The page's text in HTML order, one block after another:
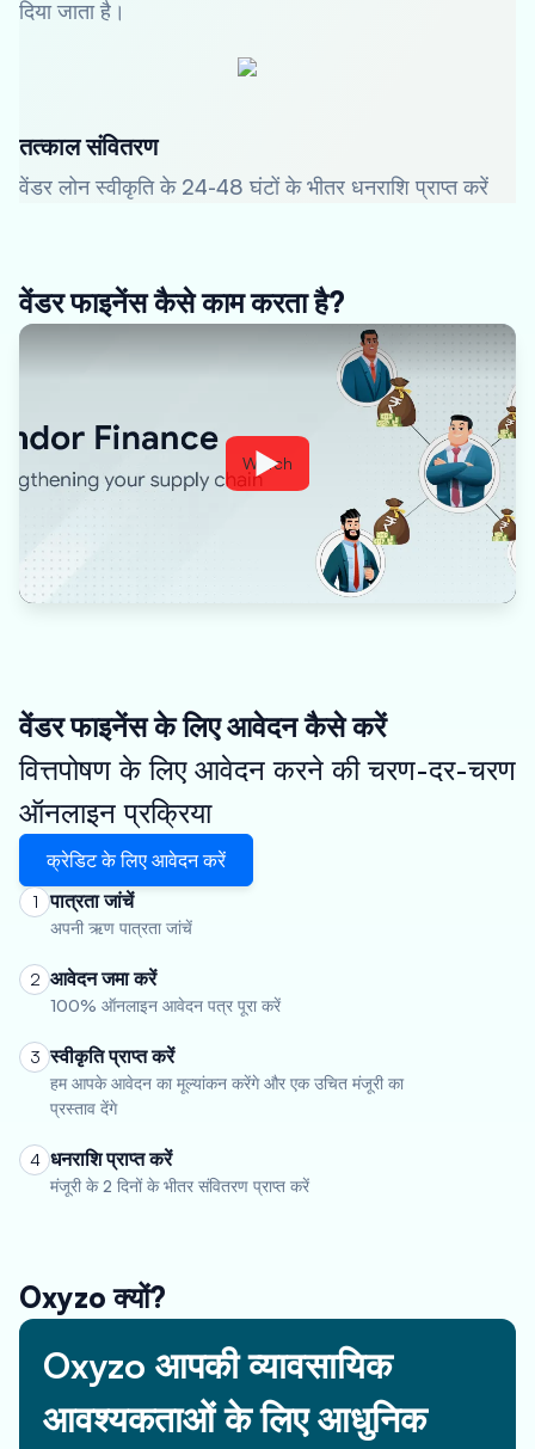
दिया जाता है।
तत्काल संवितरण
वेंडर लोन स्वीकृति के 24-48 घंटों के भीतर धनराशि प्राप्त करें
वेंडर फाइनेंस कैसे काम करता है?
Watch
वेंडर फाइनेंस के लिए आवेदन कैसे करें
वित्तपोषण के लिए आवेदन करने की चरण-दर-चरण
ऑनलाइन प्रक्रिया
क्रेडिट के लिए आवेदन करें
1 पात्रता जांचें
अपनी ऋण पात्रता जांचें
2 आवेदन जमा करें
100% ऑनलाइन आवेदन पत्र पूरा करें
3 स्वीकृति प्राप्त करें
हम आपके आवेदन का मूल्यांकन करेंगे और एक उचित मंजूरी का
प्रस्ताव देंगे
4 धनराशि प्राप्त करें
मंजूरी के 2 दिनों के भीतर संवितरण प्राप्त करें
Oxyzo क्यों?
Oxyzo आपकी व्यावसायिक
आवश्यकताओं के लिए आधुनिक